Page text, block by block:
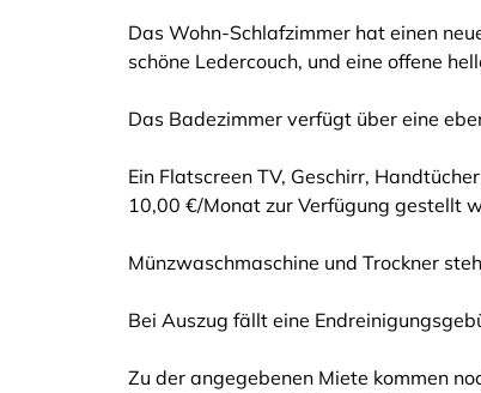
Das Wohn-Schlafzimmer hat einen
schöne Ledercouch, und eine offene
Das Badezimmer verfügt über eine
Ein Flatscreen TV, Geschirr,
10,00 €/Monat zur Verfügung gestellt
Münzwaschmaschine und Trockner
Bei Auszug fällt eine
Zu der angegebenen Miete kommen